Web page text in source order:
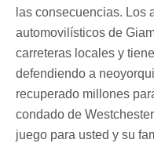
las consecuencias. Los
automovilísticos de
carreteras locales y
defendiendo a
recuperado millones
condado de
juego para usted y su